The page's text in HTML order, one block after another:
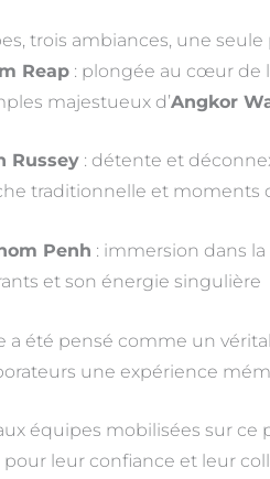
trois ambiances, une seule
Reap: plongée au cœur de
majestueux d’Angkor
Russey: détente et
traditionnelle et moments
Penh : immersion dans
et son énergie singulière
a été pensé comme un
une expérience
équipes mobilisées sur ce
pour leur confiance et leur